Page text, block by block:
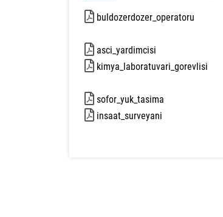
buldozerdozer_operatoru
asci_yardimcisi
kimya_laboratuvari_gorevlisi
sofor_yuk_tasima
insaat_surveyani